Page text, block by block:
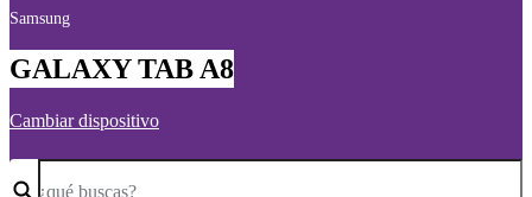
Samsung
GALAXY TAB A8
Cambiar dispositivo
¿qué buscas?